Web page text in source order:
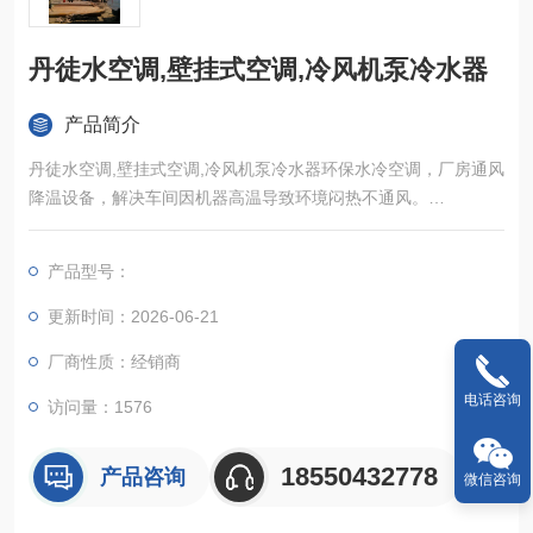
丹徒水空调,壁挂式空调,冷风机泵冷水器
产品简介
丹徒水空调,壁挂式空调,冷风机泵冷水器环保水冷空调，厂房通风
降温设备，解决车间因机器高温导致环境闷热不通风。
产品型号：
更新时间：2026-06-21
厂商性质：经销商
访问量：1576
产品咨询 18550432778
电话咨询
微信咨询